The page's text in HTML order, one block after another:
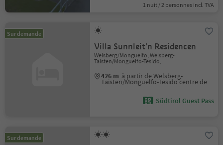
1 nuit / 2 personnes incl. TVA
Sur demande
Villa Sunnleit'n Residencen
Welsberg/Monguelfo, Welsberg-
Taisten/Monguelfo-Tesido,
426 m à partir de Welsberg-
Taisten/Monguelfo-Tesido centre de
Südtirol Guest Pass
Sur demande